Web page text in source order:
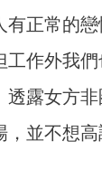
有正常的
工作外我
透露女方
並不想高